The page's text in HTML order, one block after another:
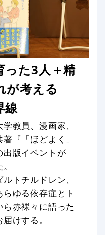
った3人＋精
考える
線
教員、漫画家、
『「ほどよく」
出版イベントが
トチルドレン、
ゆる依存症とト
赤裸々に語った
けする。